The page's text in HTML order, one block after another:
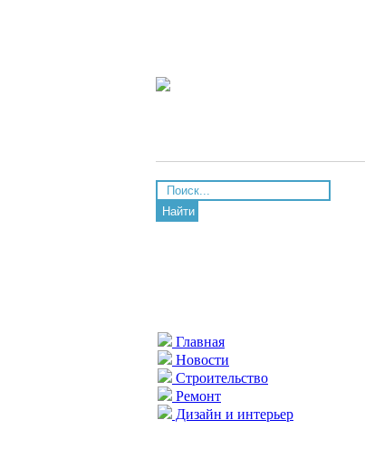
Найти
Главная
Новости
Строительство
Ремонт
Дизайн и интерьер